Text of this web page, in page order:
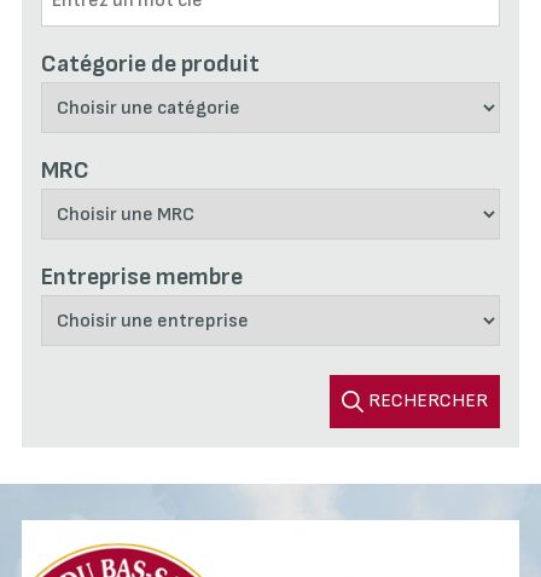
Catégorie de produit
MRC
Entreprise membre
RECHERCHER